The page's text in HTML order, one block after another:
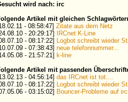
wird nach: irc
Artikel mit gleichen
- 08:58:47] Zitate aus dem Netz
- 20:29:17]
IRCnet K-Line
- 08:17:22] Logbot schreibt wieder
- 07:38:43] neue telefonnummer...
- 21:57:21] k-line
Artikel mit passenden
- 04:56:14] das IRCnet ist tot....
- 08:17:22] Logbot schreibt wieder
- 03:15:02] Bouncer-Probleme auf